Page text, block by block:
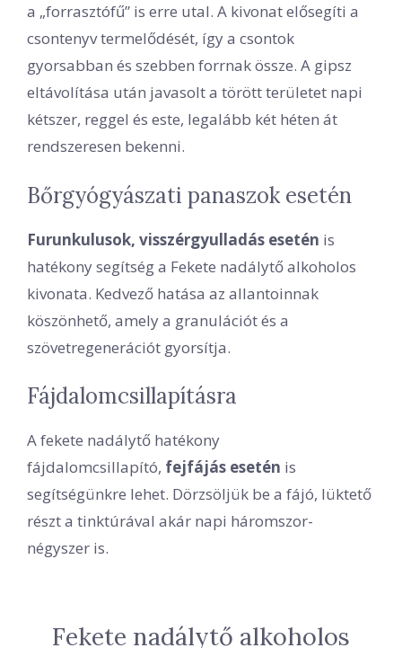
a „forrasztófű” is erre utal. A kivonat elősegíti a
csontenyv termelődését, így a csontok
gyorsabban és szebben forrnak össze. A gipsz
eltávolítása után javasolt a törött területet napi
kétszer, reggel és este, legalább két héten át
rendszeresen bekenni.
Bőrgyógyászati panaszok esetén
Furunkulusok, visszérgyulladás esetén is
hatékony segítség a Fekete nadálytő alkoholos
kivonata. Kedvező hatása az allantoinnak
köszönhető, amely a granulációt és a
szövetregenerációt gyorsítja.
Fájdalomcsillapításra
A fekete nadálytő hatékony
fájdalomcsillapító, fejfájás esetén is
segítségünkre lehet. Dörzsöljük be a fájó, lüktető
részt a tinktúrával akár napi háromszor-
négyszer is.
Fekete nadálytő alkoholos